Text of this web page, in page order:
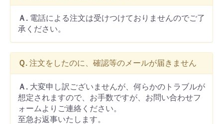
Ａ. 電話による注文は受けつけておりませんのでご了
承ください。
Ｑ. 注文をしたのに、確認等のメールが届きません
Ａ. 大変申し訳ございませんが、何らかのトラブルが
想定されますので、お手数ですが、お問い合わせフ
ォームよりご連絡ください。
至急お返事いたします。